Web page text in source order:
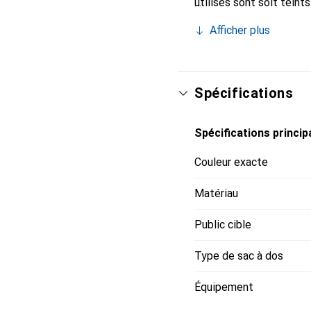
port optimal : les
principal se fait
être rangés dans la
compartiment intérieur
le compagnon idéal
Afficher plus
Spécifications
Spécifications
Couleur exacte
Matériau
Public cible
Type de sac à dos
Équipement